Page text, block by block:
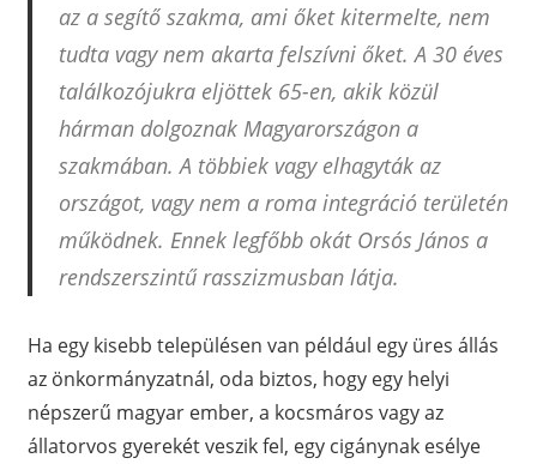
az a segítő szakma, ami őket kitermelte, nem
tudta vagy nem akarta felszívni őket. A 30 éves
találkozójukra eljöttek 65-en, akik közül
hárman dolgoznak Magyarországon a
szakmában. A többiek vagy elhagyták az
országot, vagy nem a roma integráció területén
működnek. Ennek legfőbb okát Orsós János a
rendszerszintű rasszizmusban látja.
Ha egy kisebb településen van például egy üres állás
az önkormányzatnál, oda biztos, hogy egy helyi
népszerű magyar ember, a kocsmáros vagy az
állatorvos gyerekét veszik fel, egy cigánynak esélye